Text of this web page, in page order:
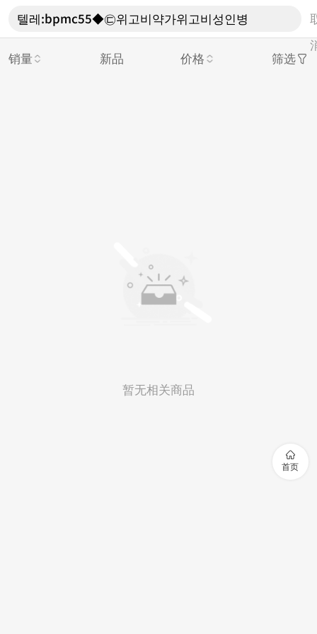
销量
新品 价格 筛选
暂无相关商品

首页